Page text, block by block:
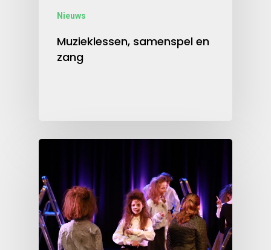
Nieuws
Muzieklessen, samenspel en
zang